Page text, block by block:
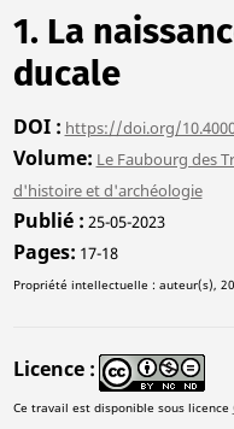
1. La
ducale
DOI https://doi.org/
Volume Le Faubourg des
d'histoire et d'archéologie
Publié 25-05-2023
Pages 17-18
Propriété intellectuelle : auteur(s),
Licence
Ce travail est disponible sous licence